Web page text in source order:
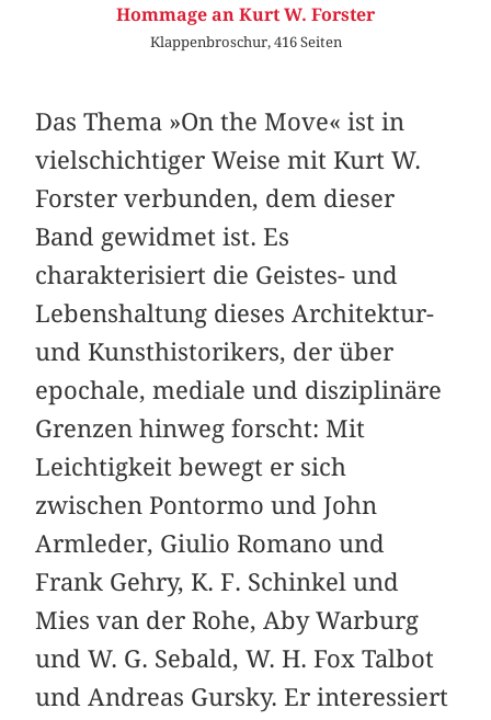
Hommage an Kurt W. Forster
Klappenbroschur, 416 Seiten
Das Thema »On the Move« ist in
vielschichtiger Weise mit Kurt W.
Forster verbunden, dem dieser
Band gewidmet ist. Es
charakterisiert die Geistes- und
Lebenshaltung dieses Architektur-
und Kunsthistorikers, der über
epochale, mediale und disziplinäre
Grenzen hinweg forscht: Mit
Leichtigkeit bewegt er sich
zwischen Pontormo und John
Armleder, Giulio Romano und
Frank Gehry, K. F. Schinkel und
Mies van der Rohe, Aby Warburg
und W. G. Sebald, W. H. Fox Talbot
und Andreas Gursky. Er interessiert